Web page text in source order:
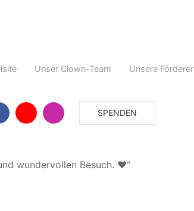
Unser Clown-Team Unsere Förderer
SPENDEN
wundervollen Besuch. ❤“